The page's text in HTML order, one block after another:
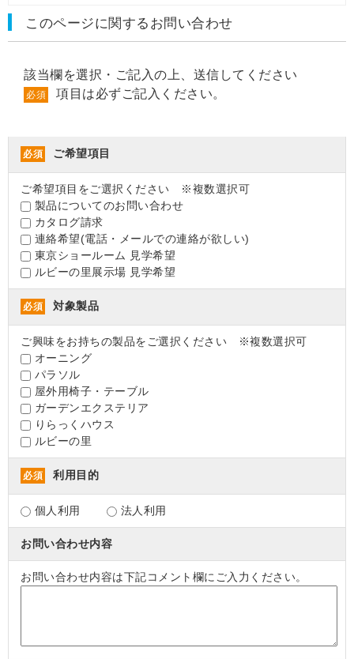
このページに関するお問い合わせ
該当欄を選択・ご記入の上、送信してください
必須 項目は必ずご記入ください。
必須 ご希望項目
ご希望項目をご選択ください ※複数選択可
製品についてのお問い合わせ
カタログ請求
連絡希望(電話・メールでの連絡が欲しい)
東京ショールーム 見学希望
ルビーの里展示場 見学希望
必須 対象製品
ご興味をお持ちの製品をご選択ください ※複数選択可
オーニング
パラソル
屋外用椅子・テーブル
ガーデンエクステリア
りらっくハウス
ルビーの里
必須 利用目的
個人利用 法人利用
お問い合わせ内容
お問い合わせ内容は下記コメント欄にご入力ください。